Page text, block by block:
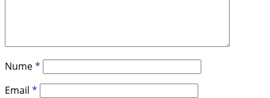
Nume*
Email *